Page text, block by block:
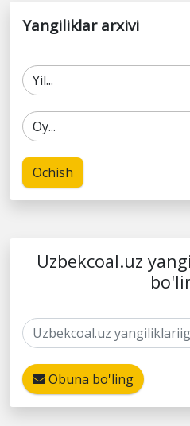
Yangiliklar arxivi
Ochish
Uzbekcoal.uz
Obuna bo'ling